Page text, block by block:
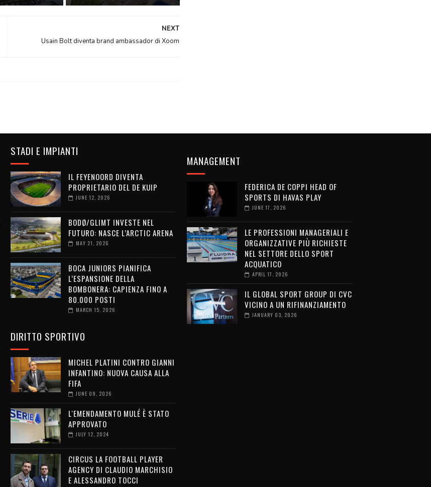
NEXT
Usain Bolt diventa brand ambassador di Xoom
STADI E IMPIANTI
IL FEYENOORD DIVENTA
PROPRIETARIO DEL DE KUIP
JUNE 12, 2026
BODØ/GLIMT INVESTE NEL
FUTURO: NASCE L’ARCTIC ARENA
MAY 21, 2026
BOCA JUNIORS PIANIFICA
L’ESPANSIONE DELLA
BOMBONERA: CAPIENZA FINO A
80.000 POSTI
MARCH 15, 2026
DIRITTO SPORTIVO
MICHEL PLATINI CONTRO GIANNI
INFANTINO: NUOVA CAUSA ALLA
FIFA
JUNE 09, 2026
L'EMENDAMENTO MULÉ È STATO
APPROVATO
JULY 12, 2024
CIRCUS LA FOOTBALL PLAYER
AGENCY DI CLAUDIO MARCHISIO
E ALESSANDRO TOCCI
MANAGEMENT
FEDERICA DE COPPI HEAD OF
SPORTS DI HAVAS PLAY
JUNE 17, 2026
LE PROFESSIONI MANAGERIALI E
ORGANIZZATIVE PIÙ RICHIESTE
NEL SETTORE DELLO SPORT
ACQUATICO
APRIL 17, 2026
IL GLOBAL SPORT GROUP DI CVC
VICINO A UN RIFINANZIAMENTO
JANUARY 03, 2026